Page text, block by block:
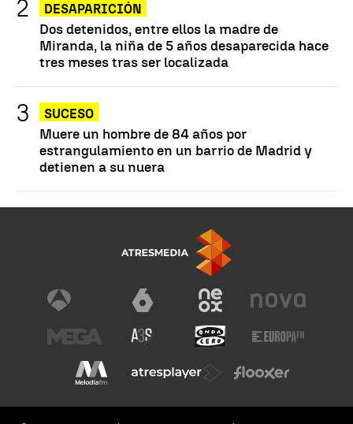
DESAPARICIÓN
Dos detenidos, entre ellos la madre de
Miranda, la niña de 5 años desaparecida hace
tres meses tras ser localizada
SUCESO
Muere un hombre de 84 años por
estrangulamiento en un barrio de Madrid y
detienen a su nuera